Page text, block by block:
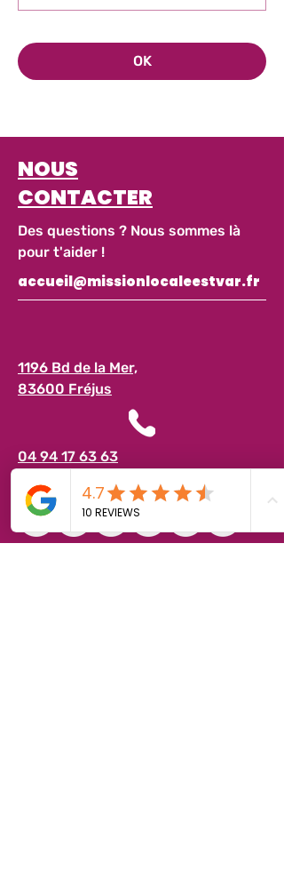
OK
NOUS
CONTACTER
Des questions ? Nous sommes là
pour t'aider !
accueil@missionlocaleestvar.fr
1196 Bd de la Mer,
83600 Fréjus
04 94 17 63 63